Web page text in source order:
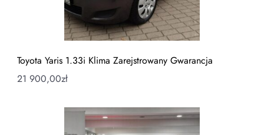
Toyota Yaris 1.33i Klima Zarejstrowany Gwarancja
21 900,00zł